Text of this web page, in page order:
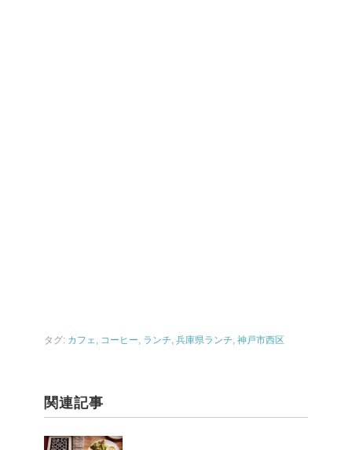
タグ: カフェ, コーヒー, ランチ, 兵庫県ランチ, 神戸市西区
関連記事